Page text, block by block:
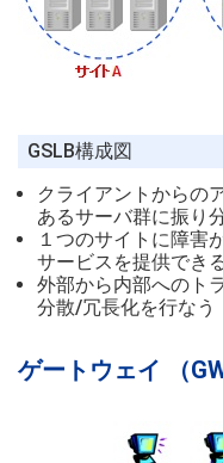
GSLB構成図
クライアントからの
あるサーバ群に振り
１つのサイトに障害
サービスを提供でき
外部から内部へのト
分散/冗長化を行なう
ゲートウェイ （